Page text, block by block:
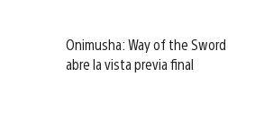
Onimusha: Way of the Sword
abre la vista previa final